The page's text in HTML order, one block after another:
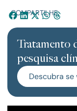
COMPARTILHE:
Tratamento
pesquisa
Descubra se